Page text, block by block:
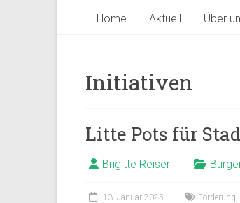
Home Aktuell Über
Initiativen
Litte Pots für
Brigitte Reiser
13. Januar 2025 Förderung,